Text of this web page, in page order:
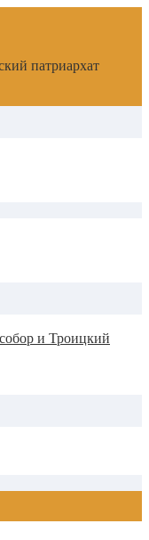
патриархат
и Троицкий